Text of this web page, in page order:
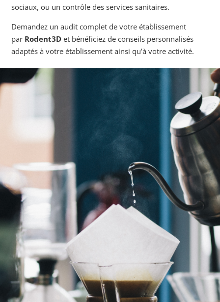
sociaux, ou un contrôle des services sanitaires.
Demandez un audit complet de votre établissement
par Rodent3Det bénéficiez de conseils personnalisés
adaptés à votre établissement ainsi qu’à votre activité.